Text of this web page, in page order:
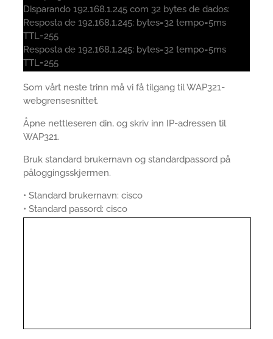
Disparando 192.168.1.245 com 32 bytes de dados:
Resposta de 192.168.1.245: bytes=32 tempo=5ms
TTL=255
Resposta de 192.168.1.245: bytes=32 tempo=5ms
TTL=255
Som vårt neste trinn må vi få tilgang til WAP321-
webgrensesnittet.
Åpne nettleseren din, og skriv inn IP-adressen til
WAP321.
Bruk standard brukernavn og standardpassord på
påloggingsskjermen.
• Standard brukernavn: cisco
• Standard passord: cisco